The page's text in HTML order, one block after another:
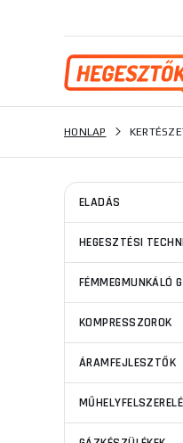
ELADÁS
HEGESZTÉSI
FÉMMEGMUNKÁLÓ
KOMPRESSZOROK
ÁRAMFEJLESZTŐK
HONLAP